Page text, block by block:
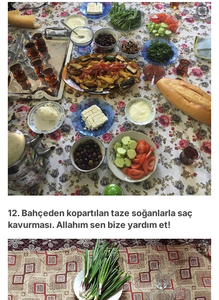
12. Bahçeden kopartılan taze soğanlarla saç
kavurması. Allahım sen bize yardım et!